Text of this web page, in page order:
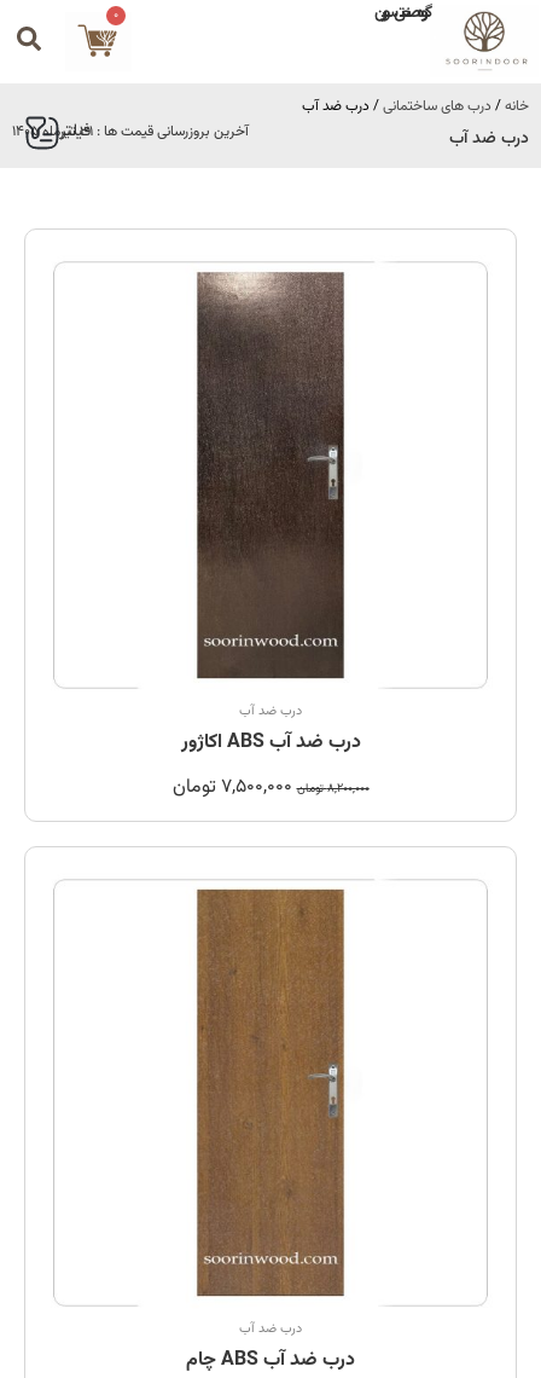
گروه صنعتی سورین 0
خانه/ درب های ساختمانی/ درب ضد آب
فیلتر درب ضد آب آخرین بروزرسانی قیمت ها : 31 تیرماه 1405
درب ضد آب
درب ضد آب ABS اکاژور
8,200,000 تومان 7,500,000 تومان
درب ضد آب
درب ضد آب ABS چام